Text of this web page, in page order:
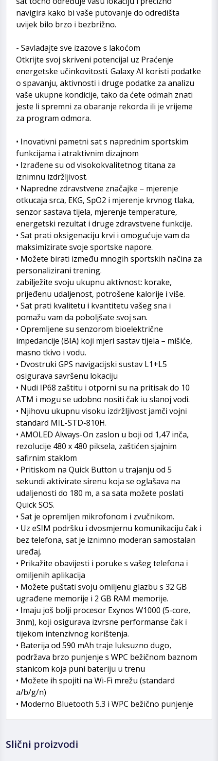
navigira kako bi vaše putovanje do odredišta
uvijek bilo brzo i bezbrižno.
- Savladajte sve izazove s lakoćom
Otkrijte svoj skriveni potencijal uz Praćenje
energetske učinkovitosti. Galaxy AI koristi podatke
o spavanju, aktivnosti i druge podatke za analizu
vaše ukupne kondicije, tako da ćete odmah znati
jeste li spremni za obaranje rekorda ili je vrijeme
za program odmora.
• Inovativni pametni sat s naprednim sportskim
funkcijama i atraktivnim dizajnom
• Izrađene su od visokokvalitetnog titana za
iznimnu izdržljivost.
• Napredne zdravstvene značajke – mjerenje
otkucaja srca, EKG, SpO2 i mjerenje krvnog tlaka,
senzor sastava tijela, mjerenje temperature,
energetski rezultat i druge zdravstvene funkcije.
• Sat prati oksigenaciju krvi i omogućuje vam da
maksimizirate svoje sportske napore.
• Možete birati između mnogih sportskih načina za
personalizirani trening.
zabilježite svoju ukupnu aktivnost: korake,
prijeđenu udaljenost, potrošene kalorije i više.
• Sat prati kvalitetu i kvantitetu vašeg sna i
pomažu vam da poboljšate svoj san.
• Opremljene su senzorom bioelektrične
impedancije (BIA) koji mjeri sastav tijela – mišiće,
masno tkivo i vodu.
• Dvostruki GPS navigacijski sustav L1+L5
osigurava savršenu lokaciju
• Nudi IP68 zaštitu i otporni su na pritisak do 10
ATM i mogu se udobno nositi čak iu slanoj vodi.
• Njihovu ukupnu visoku izdržljivost jamči vojni
standard MIL-STD-810H.
• AMOLED Always-On zaslon u boji od 1,47 inča,
rezolucije 480 x 480 piksela, zaštićen sjajnim
safirnim staklom
• Pritiskom na Quick Button u trajanju od 5
sekundi aktivirate sirenu koja se oglašava na
udaljenosti do 180 m, a sa sata možete poslati
Quick SOS.
• Sat je opremljen mikrofonom i zvučnikom.
• Uz eSIM podršku i dvosmjernu komunikaciju čak i
bez telefona, sat je iznimno moderan samostalan
uređaj.
• Prikažite obavijesti i poruke s vašeg telefona i
omiljenih aplikacija
• Možete puštati svoju omiljenu glazbu s 32 GB
ugrađene memorije i 2 GB RAM memorije.
• Imaju još bolji procesor Exynos W1000 (5-core,
3nm), koji osigurava izvrsne performanse čak i
tijekom intenzivnog korištenja.
• Baterija od 590 mAh traje luksuzno dugo,
podržava brzo punjenje s WPC bežičnom baznom
stanicom koja puni bateriju u trenu
• Možete ih spojiti na Wi-Fi mrežu (standard
a/b/g/n)
• Moderno Bluetooth 5.3 i WPC bežično punjenje
Slični proizvodi